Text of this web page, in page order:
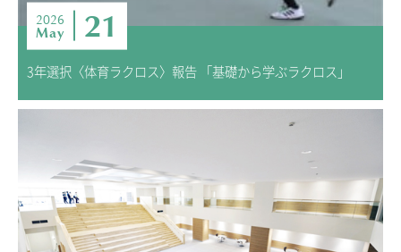
2026
May 21
3年選択〈体育ラクロス〉報告 「基礎から学ぶラクロス」